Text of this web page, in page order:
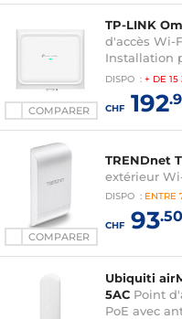
COMPARER
TP-LINK
d'accès Wi-
Installation
extérieure
DISPO : + DE 15
CHF192
COMPARER
TRENDnet
extérieur
DISPO : ENTRE
CHF93.50
Ubiquiti
5AC Point
PoE avec